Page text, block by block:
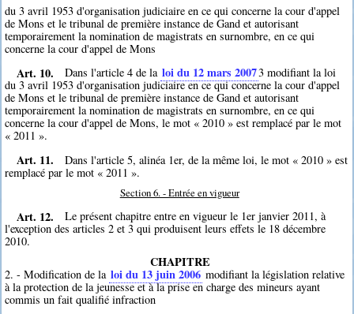
du 3 avril 1953 d'organisation judiciaire en ce qui concerne la cour d'appel
de Mons et le tribunal de première instance de Gand et autorisant
temporairement la nomination de magistrats en surnombre, en ce qui
concerne la cour d'appel de Mons
Art. 10. Dans l'article 4 de la loi du 12 mars 20073 modifiant la loi
du 3 avril 1953 d'organisation judiciaire en ce qui concerne la cour d'appel
de Mons et le tribunal de première instance de Gand et autorisant
temporairement la nomination de magistrats en surnombre, en ce qui
concerne la cour d'appel de Mons, le mot « 2010 » est remplacé par le mot
« 2011 ».
Art. 11.
Dans l'article 5, alinéa 1er, de la même loi, le mot « 2010 » est
remplacé par le mot « 2011 ».
Section 6. - Entrée en vigueur
Art. 12.
Le présent chapitre entre en vigueur le 1er janvier 2011, à
l'exception des articles 2 et 3 qui produisent leurs effets le 18 décembre
2010.
CHAPITRE
2. - Modification de la loi du 13 juin 2006 modifiant la législation relative
à la protection de la jeunesse et à la prise en charge des mineurs ayant
commis un fait qualifié infraction